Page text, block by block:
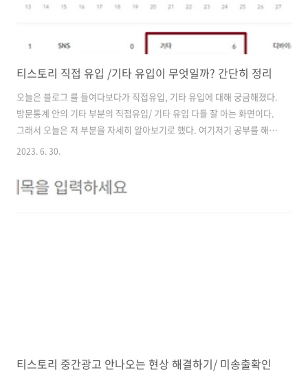
티스토리 직접 유입 /기타 유입이 무엇일까? 간단히 정리
오늘은 블로그 를 들여다보다가 직접유입, 기타 유입에 대해 궁금해졌다.
방문통계 안의 기타 부분의 직접유입/ 기타 유입 다들 잘 아는 화면이다.
그래서 오늘은 저 부분을 자세히 알아보기로 했다. 여기저기 공부를 해보
니, 간단하게 직접유입과 기타 유입을 정의 내릴 수 있겠더라. 1. 직접유
즐겨찾기를 통한 유입 ( 제일 기쁜 일이다 ) 검색로봇방문 ( 은 집계되지
않는다는 의견도 많음. 사실 횟수가 적으므로 크게 의미 없지 않을까?) 불
2023. 6. 30.
티스토리 중간광고 안나오는 현상 해결하기/ 미송출확인